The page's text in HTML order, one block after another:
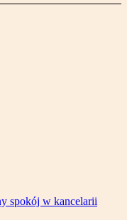
spokój w kancelarii